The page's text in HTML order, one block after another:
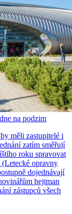
na podzim
měli zastupitelé i
zatím směřují
roku spravovat
opravny
dojednávají
hejtman
zástupců všech